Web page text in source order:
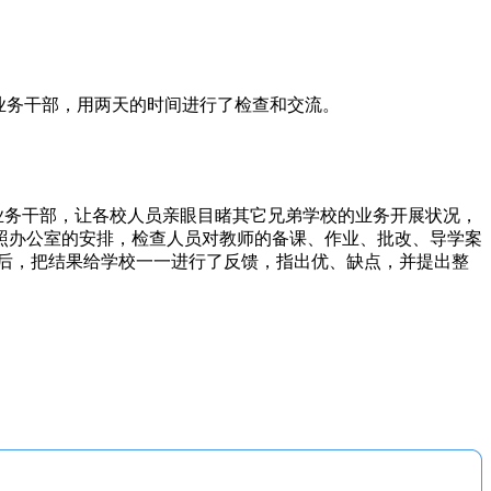
干部，用两天的时间进行了检查和交流。
部，让各校人员亲眼目睹其它兄弟学校的业务开展状况，
公室的安排，检查人员对教师的备课、作业、批改、导学案
把结果给学校一一进行了反馈，指出优、缺点，并提出整